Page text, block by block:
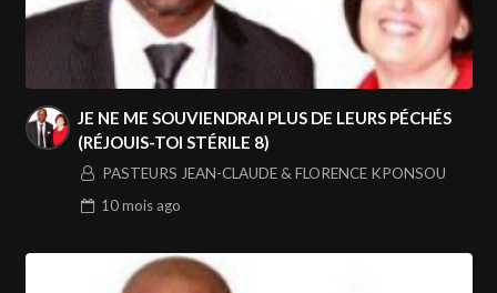
JE NE ME SOUVIENDRAI PLUS DE LEURS PÉCHÉS
(RÉJOUIS-TOI STÉRILE 8)
PASTEURS JEAN-CLAUDE & FLORENCE KPONSOU
10 mois ago